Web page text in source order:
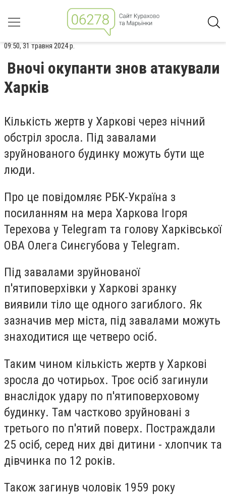
09:50, 31 травня 2024 р.
Вночі окупанти знов атакували
Харків
Кількість жертв у Харкові через нічний
обстріл зросла. Під завалами
зруйнованого будинку можуть бути ще
люди.
Про це повідомляє РБК-Україна з
посиланням на мера Харкова Ігоря
Терехова у Telegram та голову Харківської
ОВА Олега Синєгубова у Telegram.
Під завалами зруйнованої
п'ятиповерхівки у Харкові зранку
виявили тіло ще одного загиблого. Як
зазначив мер міста, під завалами можуть
знаходитися ще четверо осіб.
Таким чином кількість жертв у Харкові
зросла до чотирьох. Троє осіб загинули
внаслідок удару по п'ятиповерховому
будинку. Там частково зруйновані з
третього по п'ятий поверх. Постраждали
25 осіб, серед них дві дитини - хлопчик та
дівчинка по 12 років.
Також загинув чоловік 1959 року